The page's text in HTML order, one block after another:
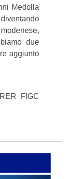
Medolla
due
aggiunto
FIGC